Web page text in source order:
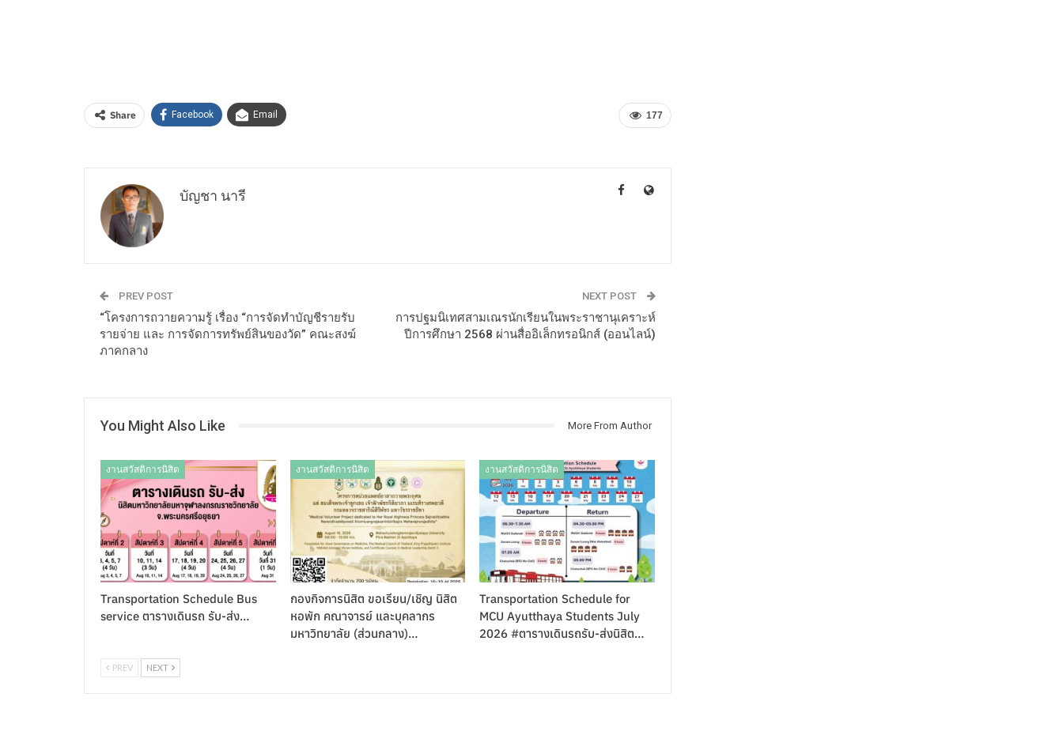
177
Share Facebook Email
บัญชา นารี
PREV POST
“โครงการถวายความรู้ เรื่อง “การจัดทำบัญชีรายรับ
รายจ่าย และ การจัดการทรัพย์สินของวัด” คณะสงฆ์
ภาคกลาง
NEXT POST
การปฐมนิเทศสามเณรนักเรียนในพระราชานุเคราะห์
ปีการศึกษา 2568 ผ่านสื่ออิเล็กทรอนิกส์ (ออนไลน์)
You Might Also Like More From Author
งานสวัสดิการนิสิต
Transportation Schedule Bus
service ตารางเดินรถ รับ-ส่ง…
งานสวัสดิการนิสิต
กองกิจการนิสิต ขอเรียน/เชิญ นิสิต
หอพัก คณาจารย์ และบุคลากร
มหาวิทยาลัย (ส่วนกลาง)…
งานสวัสดิการนิสิต
Transportation Schedule for
MCU Ayutthaya Students July
2026 #ตารางเดินรถรับ-ส่งนิสิต…
PREV NEXT